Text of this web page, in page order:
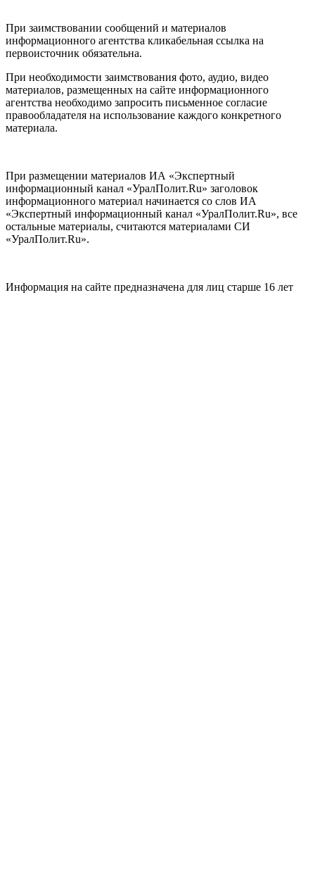
При заимствовании сообщений и материалов
информационного агентства кликабельная ссылка на
первоисточник обязательна.
При необходимости заимствования фото, аудио, видео
материалов, размещенных на сайте информационного
агентства необходимо запросить письменное согласие
правообладателя на использование каждого конкретного
материала.
При размещении материалов ИА «Экспертный
информационный канал «УралПолит.Ru» заголовок
информационного материал начинается со слов ИА
«Экспертный информационный канал «УралПолит.Ru», все
остальные материалы, считаются материалами СИ
«УралПолит.Ru».
Информация на сайте предназначена для лиц старше 16 лет